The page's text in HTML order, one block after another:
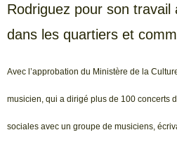
Rodriguez pour son travail
dans les quartiers et
Avec l’approbation du Ministère de la
musicien, qui a dirigé plus de 100 concerts
sociales avec un groupe de musiciens,